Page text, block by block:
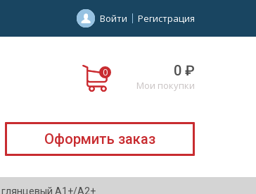
Войти Регистрация
0 ₽
Мои покупки
Оформить заказ
глянцевый А1+/А2+